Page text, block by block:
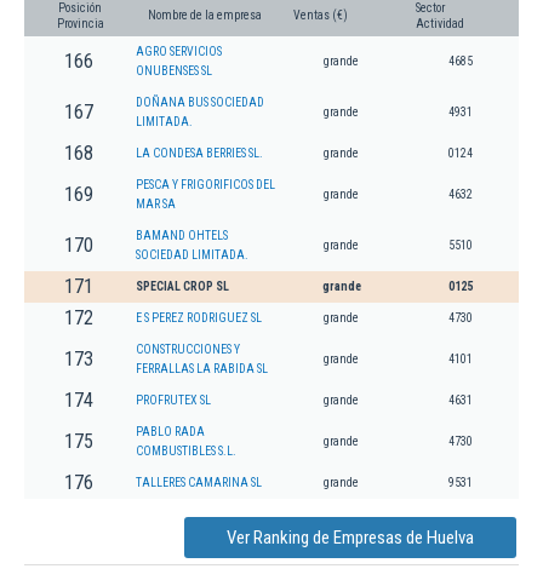
Posición
Provincia
Nombre de la empresa Ventas (€)
Sector
Actividad
166
AGRO SERVICIOS
ONUBENSES SL
grande 4685
167
DOÑANA BUS SOCIEDAD
LIMITADA.
grande 4931
168 LA CONDESA BERRIES SL. grande 0124
169
PESCA Y FRIGORIFICOS DEL
MAR SA
grande 4632
170
BAMAND OHTELS
SOCIEDAD LIMITADA.
grande 5510
171 SPECIAL CROP SL grande 0125
172 E S PEREZ RODRIGUEZ SL grande 4730
173
CONSTRUCCIONES Y
FERRALLAS LA RABIDA SL
grande 4101
174 PROFRUTEX SL grande 4631
175
PABLO RADA
COMBUSTIBLES S.L.
grande 4730
176 TALLERES CAMARINA SL grande 9531
Ver Ranking de Empresas de Huelva